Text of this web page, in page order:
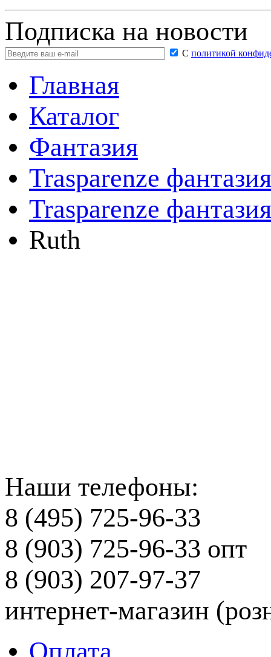
Подписка на новости
С политикой
Главная
Каталог
Фантазия
Trasparenze фантазия
Trasparenze
Ruth
Наши телефоны:
8 (495) 725-96-33
8 (903) 725-96-33 опт
8 (903) 207-97-37
интернет-магазин